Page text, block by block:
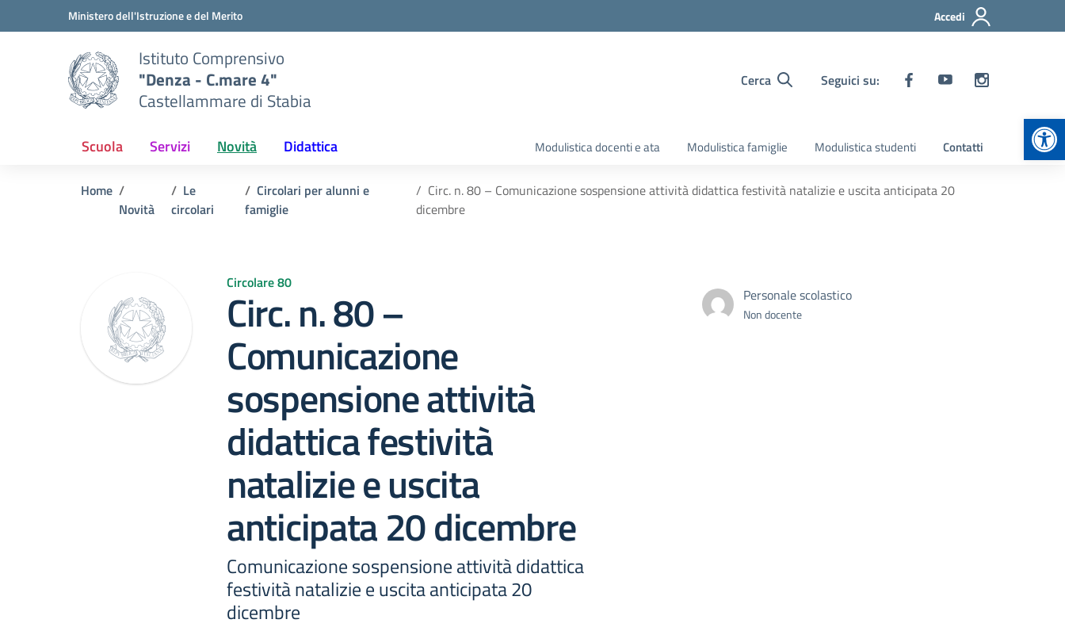
Vai ai contenuti
Vai al menu di navigazioneMinistero dell'Istruzione e del Merito Accedi
Istituto Comprensivo
"Denza - C.mare 4"
Castellammare di Stabia
Cerca Seguici su:
Scuola Servizi Novità Didattica Modulistica docenti e ata Modulistica famiglie Modulistica studenti Contatti
Home
Novità
Le
circolari
Circolari per alunni e
famiglie
Circ. n. 80 – Comunicazione sospensione attività didattica festività natalizie e uscita anticipata 20
dicembre
Circolare 80
Circ. n. 80 –
Comunicazione
sospensione attività
didattica festività
natalizie e uscita
anticipata 20 dicembre
Comunicazione sospensione attività didattica
festività natalizie e uscita anticipata 20
dicembre
Personale scolastico
Non docente